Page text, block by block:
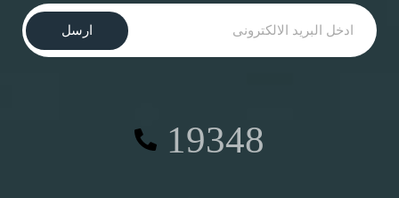
ارسل
19348